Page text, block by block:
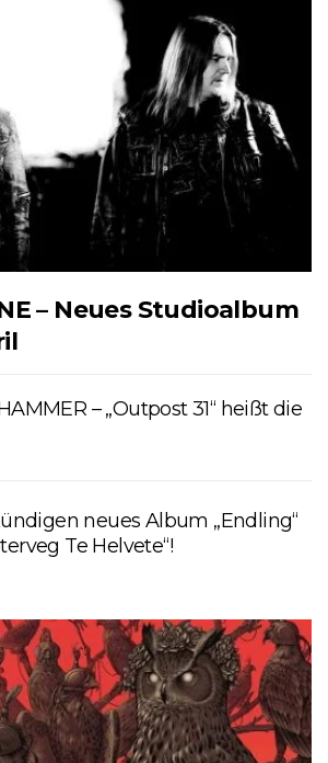
– Neues Studioalbum
– „Outpost 31“ heißt die
neues Album „Endling“
Te Helvete“!